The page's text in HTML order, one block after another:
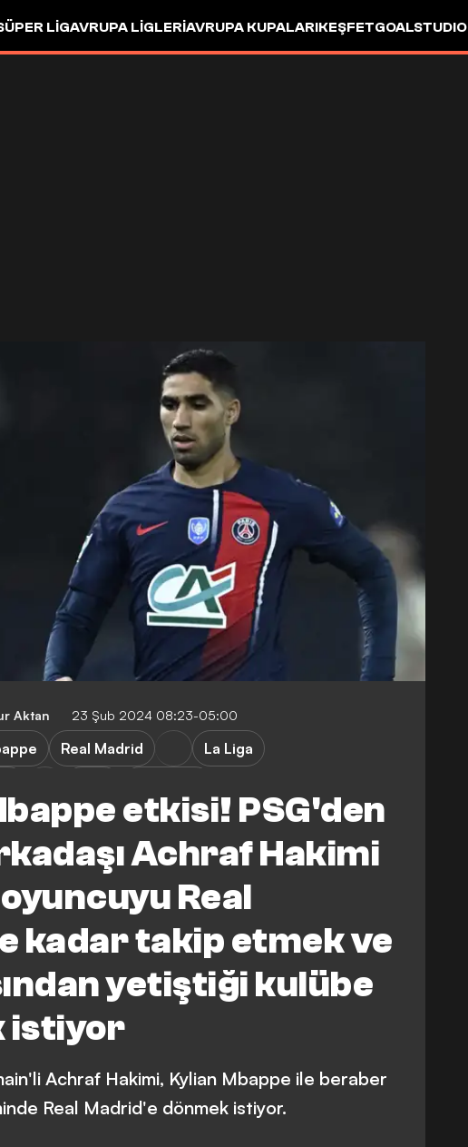
LIGAVRUPA LIGLERIAVRUPA KUPALARIKEŞFETGOALSTUDIO
Aktan 23 Şub 2024 08:23-05:00
etkisi! PSG'den
Achraf Hakimi
Real
kadar takip etmek ve
yetiştiği kulübe
istiyor
Real Madrid
La Liga
Achraf Hakimi, Kylian Mbappe ile beraber
Real Madrid'e dönmek istiyor.